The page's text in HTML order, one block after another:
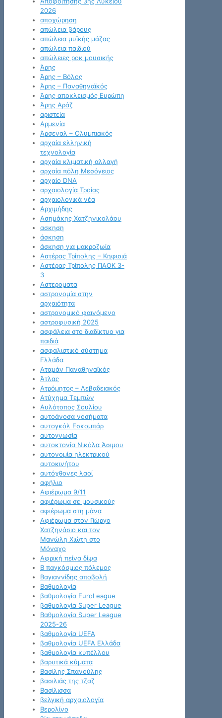
2026
αποχώρηση
απώλεια βάρους
απώλεια μυϊκής μάζας
απώλεια παιδιού
απώλειες ροκ μουσικής
Άρης
Άρης – Βόλος
Άρης – Παναθηναϊκός
Άρης αποκλεισμός Ευρώπη
Άρης Αράζ
αριστεία
Αρμενία
Άρσεναλ – Ολυμπιακός
αρχαία ελληνική
τεχνολογία
αρχαία κλιματική αλλαγή
αρχαία πόλη Μεσόγειος
αρχαίο DNA
αρχαιολογία Τροίας
αρχαιολογικά νέα
Αρχιμήδης
Ασημάκης Χατζηνικολάου
ασκηση
άσκηση
άσκηση για μακροζωία
Αστέρας Τρίπολης – Κηφισιά
Αστέρας Τρίπολης ΠΑΟΚ 3-
3
Αστεροματα
αστρονομία στην
αρχαιότητα
αστρονομικό φαινόμενο
αστροφυσική 2025
ασφάλεια στο διαδίκτυο για
παιδιά
ασφαλιστικό σύστημα
Ελλάδα
Αταμάν Παναθηναϊκός
Άτλας
Ατρόμητος – Λεβαδειακός
Ατύχημα Τεμπών
Αυλότοπος Σουλίου
αυτοάνοσα νοσήματα
αυτογκόλ Εσκομπάρ
αυτογνωσία
αυτοκτονία Νικόλα Άσιμου
αυτονομία ηλεκτρικού
αυτοκινήτου
αυτόχθονες λαοί
αφήλιο
Αφιέρωμα 9/11
αφιέρωμα σε μουσικούς
αφιέρωμα στη μάνα
Αφιέρωμα στον Γιώργο
Χατζηνάσιο και τον
Μανώλη Χιώτη στο
Μόναχο
Αφρική πείνα δίψα
Β παγκόσμιος πόλεμος
Βαγιαννίδης αποβολή
Βαθμολογία
βαθμολογία EuroLeague
βαθμολογία Super League
Βαθμολογία Super League
2025-26
βαθμολογία UEFA
βαθμολογία UEFA Ελλάδα
βαθμολογία κυπέλλου
βαρυτικά κύματα
Βασίλης Σπανούλης
βασιλιάς της τζαζ
Βασίλισσα
βελγική αρχαιολογία
Βερολίνο